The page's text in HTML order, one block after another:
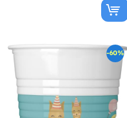
-60%